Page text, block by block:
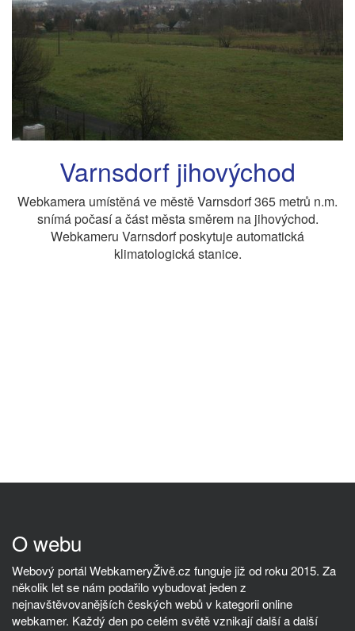
Varnsdorf jihovýchod
Webkamera umístěná ve městě Varnsdorf 365 metrů n.m.
snímá počasí a část města směrem na jihovýchod.
Webkameru Varnsdorf poskytuje automatická
klimatologická stanice.
O webu
Webový portál WebkameryŽivě.cz funguje již od roku 2015. Za
několik let se nám podařilo vybudovat jeden z
nejnavštěvovanějších českých webů v kategorii online
webkamer. Každý den po celém světě vznikají další a další